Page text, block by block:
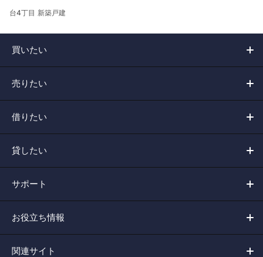
台4丁目 新築戸建
買いたい
売りたい
借りたい
貸したい
サポート
お役立ち情報
関連サイト